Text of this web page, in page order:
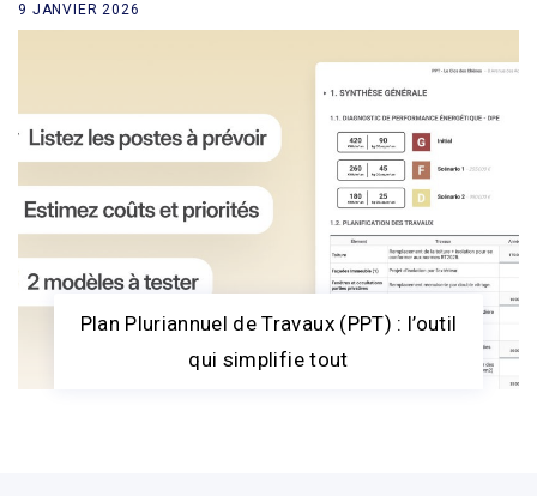
9 JANVIER 2026
Plan Pluriannuel de Travaux (PPT) : l’outil
qui simplifie tout